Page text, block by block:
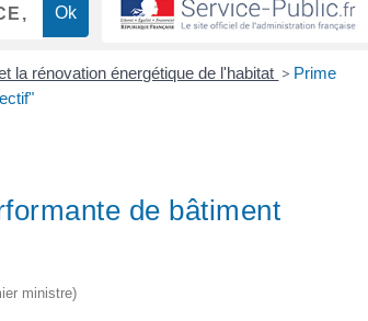
la rénovation énergétique de l'habitat > Prime
de bâtiment
ministre)